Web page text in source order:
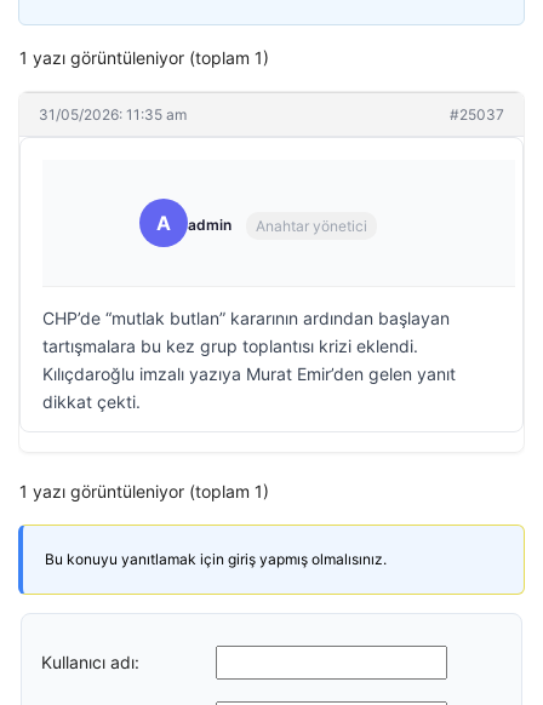
1 yazı görüntüleniyor (toplam 1)
31/05/2026: 11:35 am #25037
A admin Anahtar yönetici
CHP’de “mutlak butlan” kararının ardından başlayan
tartışmalara bu kez grup toplantısı krizi eklendi.
Kılıçdaroğlu imzalı yazıya Murat Emir’den gelen yanıt
dikkat çekti.
1 yazı görüntüleniyor (toplam 1)
Bu konuyu yanıtlamak için giriş yapmış olmalısınız.
Kullanıcı adı: